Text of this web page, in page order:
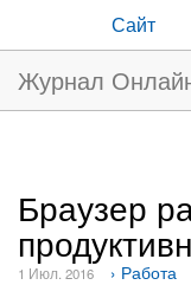
Сайт
Журнал
Браузер
1 Июл. 2016
› Работа